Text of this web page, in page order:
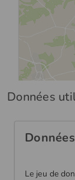
Données
Le jeu de